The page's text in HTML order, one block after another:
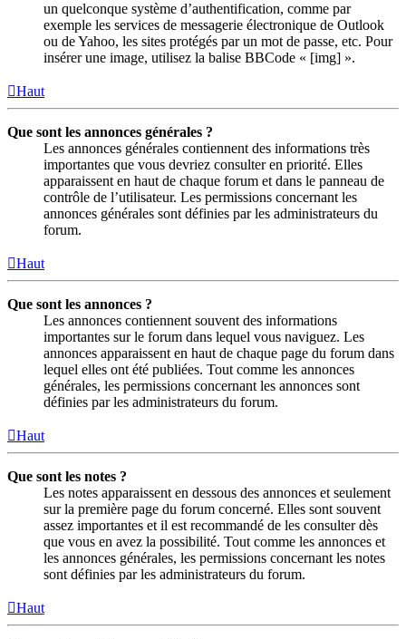
un quelconque système d’authentification, comme par
exemple les services de messagerie électronique de Outlook
ou de Yahoo, les sites protégés par un mot de passe, etc. Pour
insérer une image, utilisez la balise BBCode « [img] ».
Haut
Que sont les annonces générales ?
Les annonces générales contiennent des informations très
importantes que vous devriez consulter en priorité. Elles
apparaissent en haut de chaque forum et dans le panneau de
contrôle de l’utilisateur. Les permissions concernant les
annonces générales sont définies par les administrateurs du
forum.
Haut
Que sont les annonces ?
Les annonces contiennent souvent des informations
importantes sur le forum dans lequel vous naviguez. Les
annonces apparaissent en haut de chaque page du forum dans
lequel elles ont été publiées. Tout comme les annonces
générales, les permissions concernant les annonces sont
définies par les administrateurs du forum.
Haut
Que sont les notes ?
Les notes apparaissent en dessous des annonces et seulement
sur la première page du forum concerné. Elles sont souvent
assez importantes et il est recommandé de les consulter dès
que vous en avez la possibilité. Tout comme les annonces et
les annonces générales, les permissions concernant les notes
sont définies par les administrateurs du forum.
Haut